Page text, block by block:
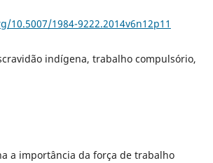
10.5007/1984-9222.2014v6n12p11
indígena, trabalho compulsório,
a importância da força de trabalho